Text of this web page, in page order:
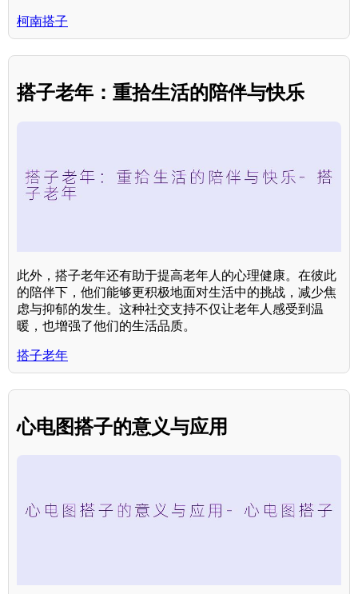
柯南搭子
搭子老年：重拾生活的陪伴与快乐
此外，搭子老年还有助于提高老年人的心理健康。在彼此
的陪伴下，他们能够更积极地面对生活中的挑战，减少焦
虑与抑郁的发生。这种社交支持不仅让老年人感受到温
暖，也增强了他们的生活品质。
搭子老年
心电图搭子的意义与应用